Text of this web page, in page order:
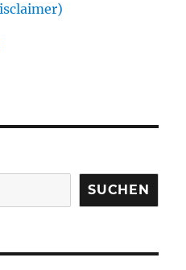
SUCHEN